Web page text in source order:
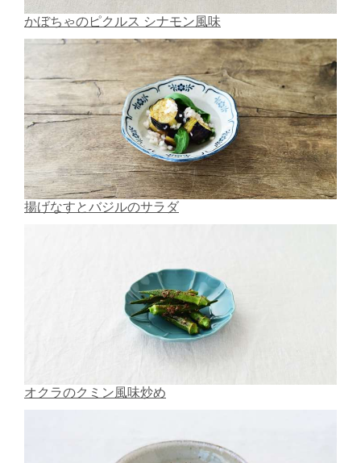
かぼちゃのピクルス シナモン風味
揚げなすとバジルのサラダ
オクラのクミン風味炒め